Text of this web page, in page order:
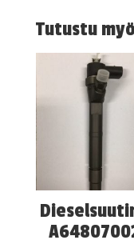
Tutustu